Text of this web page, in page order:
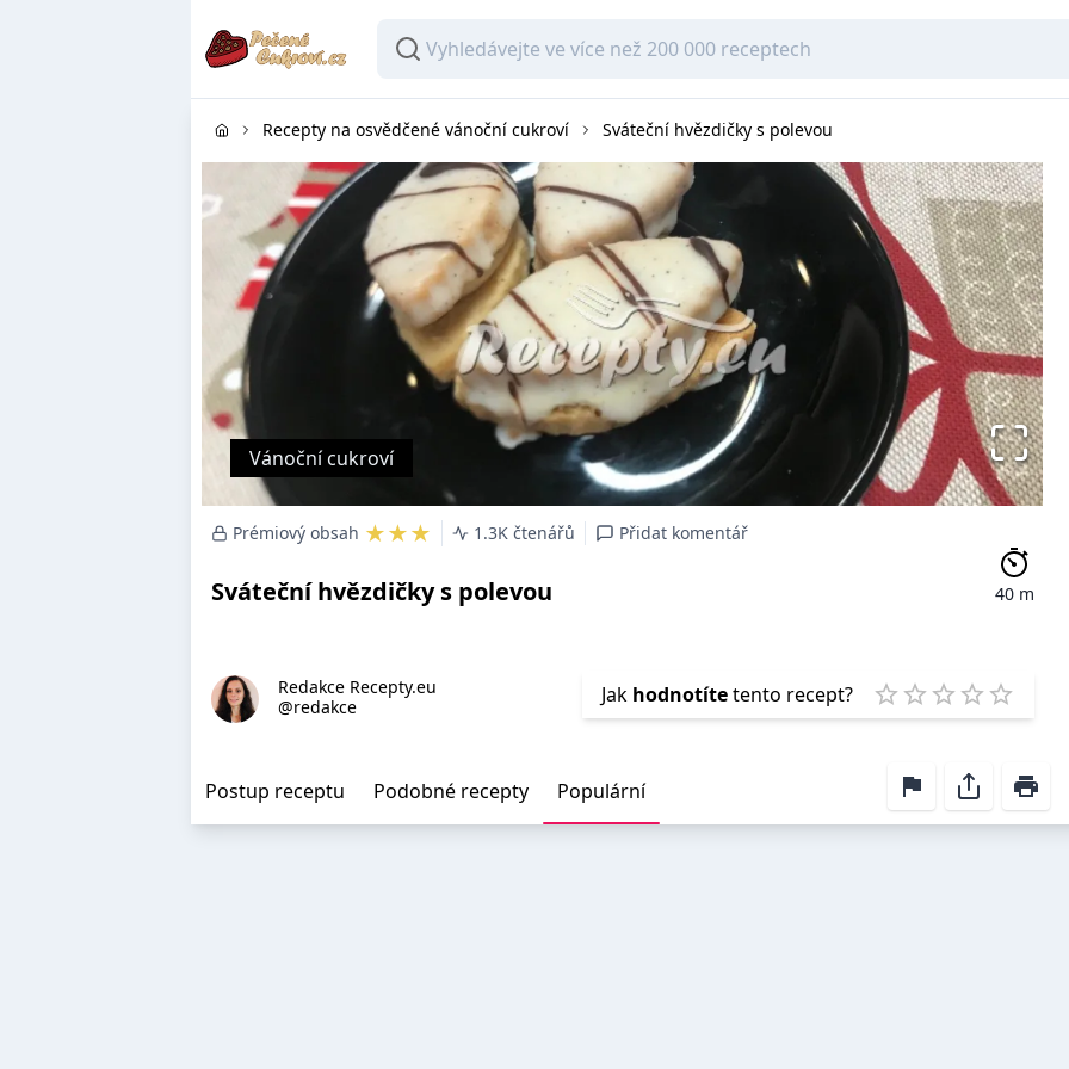
Recepty na osvědčené vánoční cukroví Sváteční hvězdičky s polevou
Vánoční cukroví
Prémiový obsah ★★★ 1.3K čtenářů Přidat komentář
Sváteční hvězdičky s polevou 40 m
Redakce Recepty.eu
@redakce
Jak hodnotítetento recept?
1 Star
2 Stars
3 Stars
4 Stars
5
Postup receptu Podobné recepty Populární